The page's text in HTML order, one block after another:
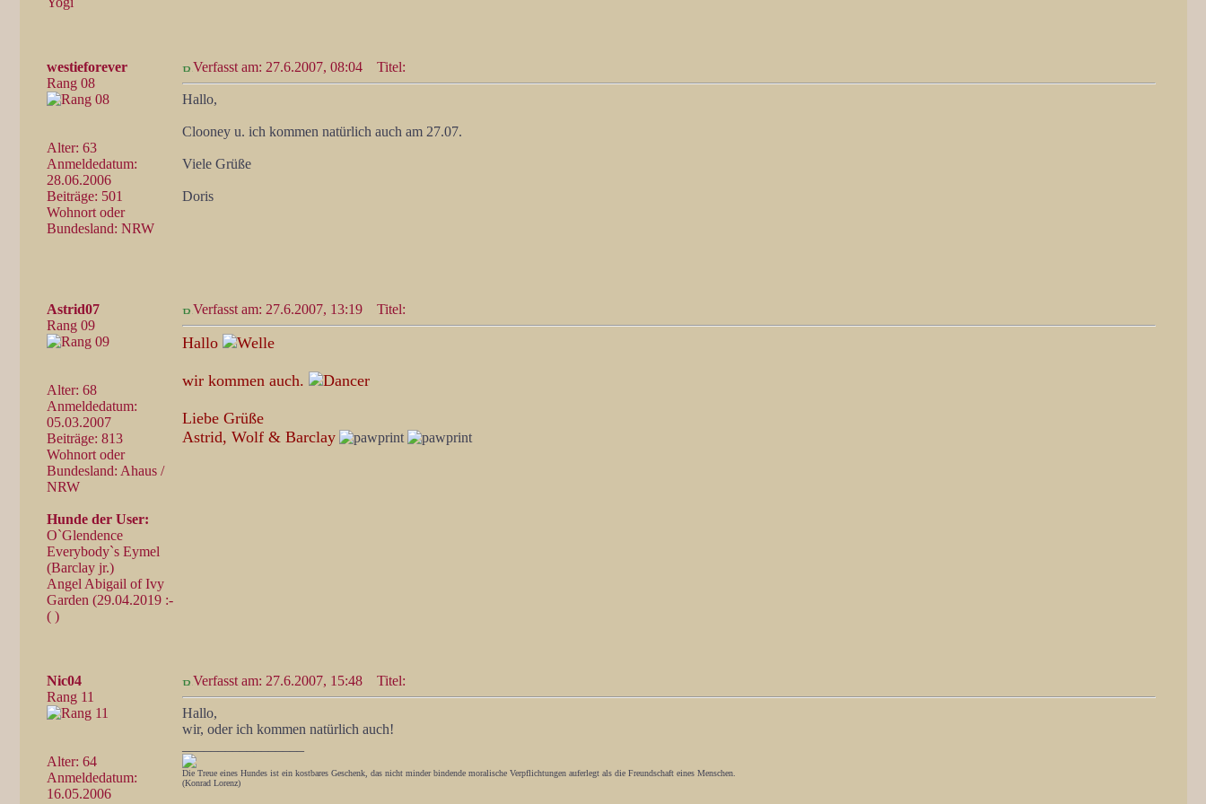
westieforever
Rang 08
Alter: 63
Anmeldedatum:
28.06.2006
Beiträge: 501
Wohnort oder
Bundesland: NRW
Verfasst am: 27.6.2007, 08:04 Titel:
Hallo,
Clooney u. ich kommen natürlich auch am 27.07.
Viele Grüße
Doris
Astrid07
Rang 09
Alter: 68
Anmeldedatum:
05.03.2007
Beiträge: 813
Wohnort oder
Bundesland: Ahaus /
NRW
Hunde der User:
O`Glendence
Everybody`s Eymel
(Barclay jr.)
Angel Abigail of Ivy
Garden (29.04.2019 :-
( )
Verfasst am: 27.6.2007, 13:19 Titel:
Hallo
wir kommen auch.
Liebe Grüße
Astrid, Wolf & Barclay
Nic04
Rang 11
Alter: 64
Anmeldedatum:
16.05.2006
Verfasst am: 27.6.2007, 15:48 Titel:
Hallo,
wir, oder ich kommen natürlich auch!
Die Treue eines Hundes ist ein kostbares Geschenk, das nicht minder bindende moralische Verpflichtungen auferlegt als die Freundschaft eines Menschen.
(Konrad Lorenz)